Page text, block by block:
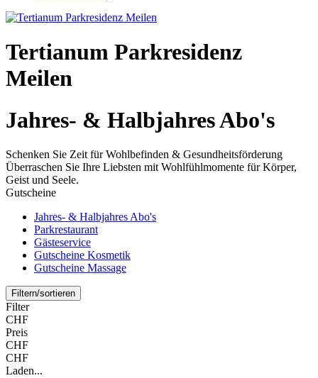
Tertianum Parkresidenz
Meilen
Jahres- & Halbjahres Abo's
Schenken Sie Zeit für Wohlbefinden & Gesundheitsförderung
Überraschen Sie Ihre Liebsten mit Wohlfühlmomente für Körper,
Geist und Seele.
Gutscheine
Jahres- & Halbjahres Abo's
Parkrestaurant
Gästeservice
Gutscheine Kosmetik
Gutscheine Massage
Filtern/sortieren
Filter
CHF
Preis
CHF
CHF
Laden...